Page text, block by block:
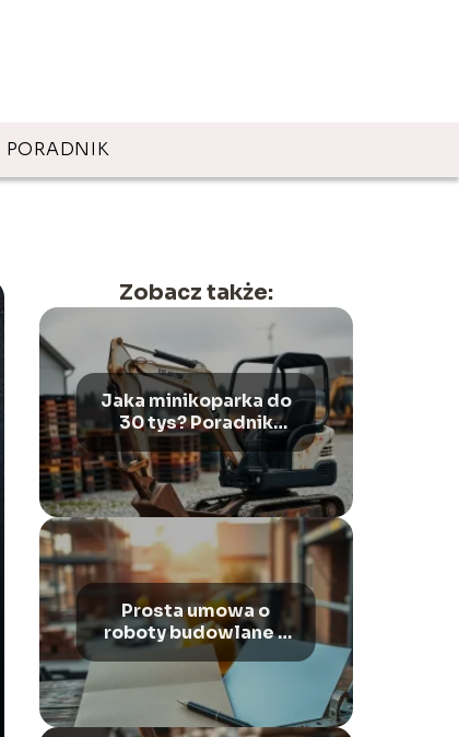
PORADNIK
Zobacz także:
Jaka minikoparka do
30 tys? Poradnik
wyboru i porównanie
Prosta umowa o
roboty budowlane –
wzór i jak wypełnić